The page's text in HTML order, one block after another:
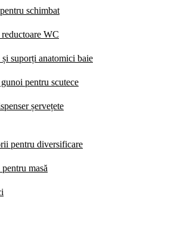
schimbat
WC
și suporți anatomici baie
pentru scutece
șervețete
pentru diversificare
pentru masă